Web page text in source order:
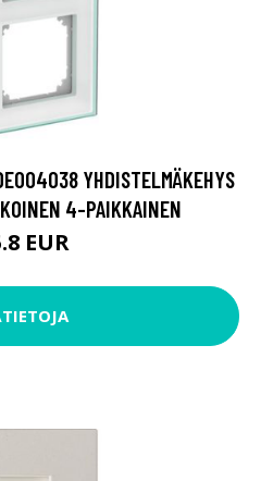
YHDISTELMÄKEHYS
4-PAIKKAINEN
EUR